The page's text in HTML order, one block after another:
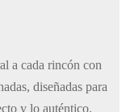
a cada rincón con
diseñadas para
y lo auténtico.